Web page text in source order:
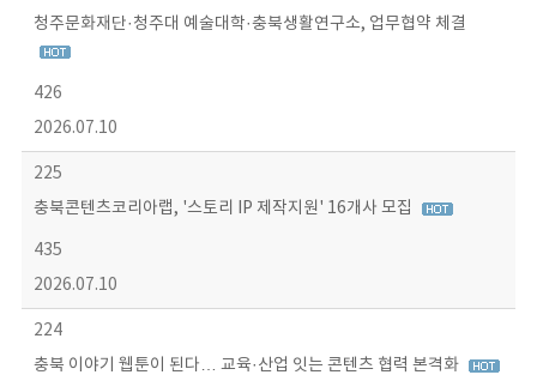
청주문화재단·청주대 예술대학·충북생활연구소, 업무협약 체결
426
2026.07.10
225
충북콘텐츠코리아랩, '스토리 IP 제작지원' 16개사 모집
435
2026.07.10
224
충북 이야기 웹툰이 된다… 교육·산업 잇는 콘텐츠 협력 본격화